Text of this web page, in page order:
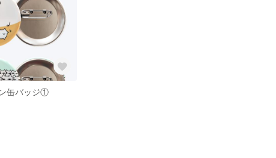
缶バッジ①